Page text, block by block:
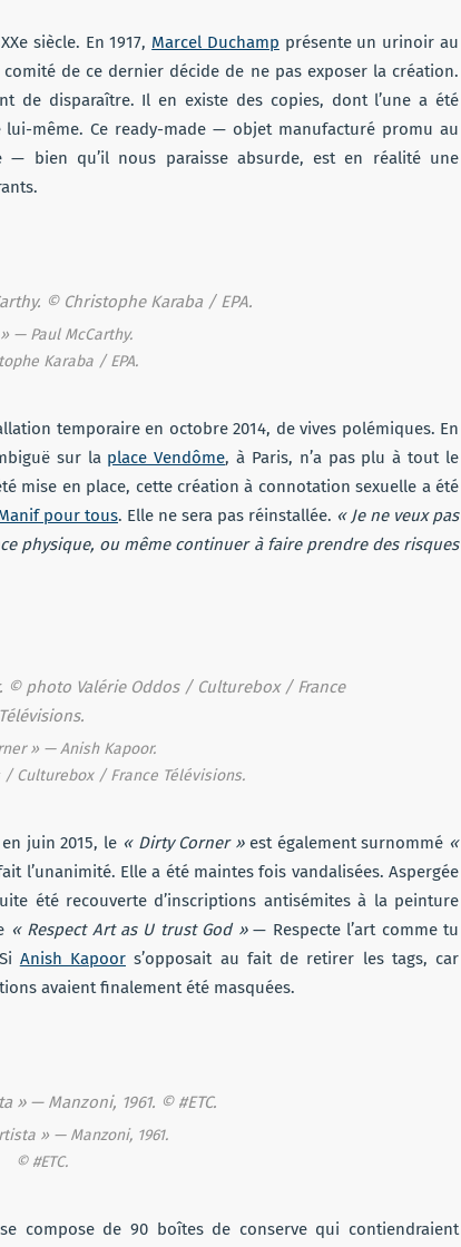
siècle. En 1917, Marcel Duchamp présente un urinoir au
comité de ce dernier décide de ne pas exposer la création.
de disparaître. Il en existe des copies, dont l’une a été
même. Ce ready-made — objet manufacturé promu au
— bien qu’il nous paraisse absurde, est en réalité une
— Paul McCarthy.
Karaba / EPA.
temporaire en octobre 2014, de vives polémiques. En
sur la place Vendôme, à Paris, n’a pas plu à tout le
mise en place, cette création à connotation sexuelle a été
pour tous. Elle ne sera pas réinstallée. « Je ne veux pas
physique, ou même continuer à faire prendre des risques
» — Anish Kapoor.
Culturebox / France Télévisions.
en juin 2015, le « Dirty Corner »est également surnommé «
l’unanimité. Elle a été maintes fois vandalisées. Aspergée
été recouverte d’inscriptions antisémites à la peinture
« Respect Art as U trust God »— Respecte l’art comme tu
Anish Kapoor s’opposait au fait de retirer les tags, car
avaient finalement été masquées.
» — Manzoni, 1961.
© #ETC.
compose de 90 boîtes de conserve qui contiendraient